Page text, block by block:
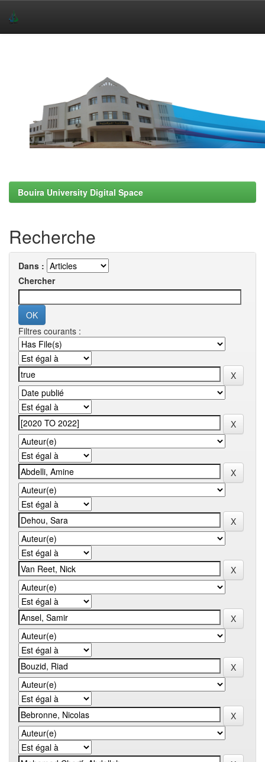
Bouira University Digital Space
Recherche
Dans :
Chercher
Filtres courants :